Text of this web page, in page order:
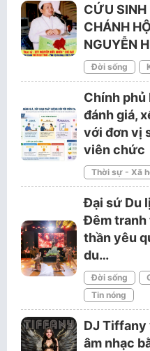
CỨU SINH
CHÁNH
NGUYỄN
Đời sống
Chính phủ
đánh giá,
với đơn vị
viên chức
Thời sự - Xã
Đại sứ Du
Đêm tranh
thần yêu
du…
Đời sống
Tin nóng
DJ Tiffany
âm nhạc